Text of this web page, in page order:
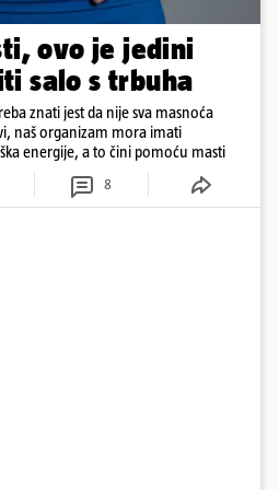
ovo je jedini
salo s trbuha
znati jest da nije sva masnoća
naš organizam mora imati
energije, a to čini pomoću masti
8